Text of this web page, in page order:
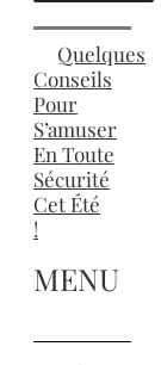
Quelques
Conseils
Pour
S’amuser
En Toute
Sécurité
Cet Été
!
MENU